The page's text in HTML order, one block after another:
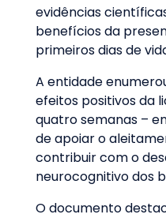
evidências
benefícios da
primeiros dias de
A entidade
efeitos positivos da
quatro semanas –
de apoiar o
contribuir com o
neurocognitivo dos
O documento